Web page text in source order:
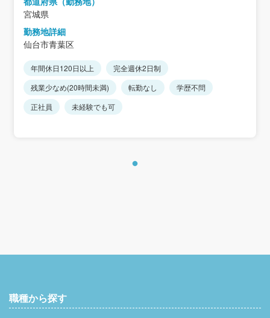
宮城県
勤務地詳細
仙台市青葉区
年間休日120日以上
完全週休2日制
残業少なめ(20時間未満)
転勤なし
学歴不問
正社員
未経験でも可
職種から探す